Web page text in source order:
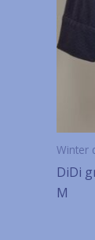
Winter
DiDi
M